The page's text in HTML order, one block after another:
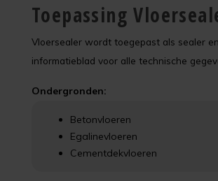
Toepassing
Vloersealer wordt toegepast als sealer
informatieblad voor alle technische
Ondergronden:
Betonvloeren
Egalinevloeren
Cementdekvloeren